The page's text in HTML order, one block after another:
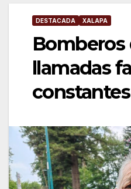
DESTACADA XALAPA
llamadas
constantes